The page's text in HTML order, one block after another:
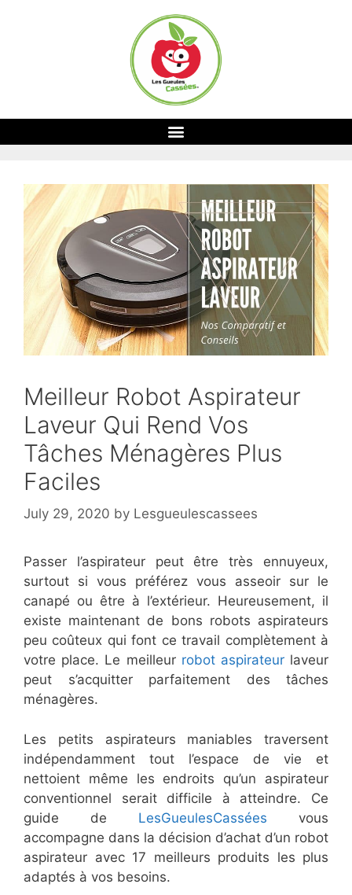
Meilleur Robot Aspirateur
Laveur Qui Rend Vos
Tâches Ménagères Plus
Faciles
July 29, 2020 by Lesgueulescassees
Passer l’aspirateur peut être très ennuyeux,
surtout si vous préférez vous asseoir sur le
canapé ou être à l’extérieur. Heureusement, il
existe maintenant de bons robots aspirateurs
peu coûteux qui font ce travail complètement à
votre place. Le meilleur robot aspirateurlaveur
peut s’acquitter parfaitement des tâches
ménagères.
Les petits aspirateurs maniables traversent
indépendamment tout l’espace de vie et
nettoient même les endroits qu’un aspirateur
conventionnel serait difficile à atteindre. Ce
guide de LesGueulesCassées vous
accompagne dans la décision d’achat d’un robot
aspirateur avec 17 meilleurs produits les plus
adaptés à vos besoins.